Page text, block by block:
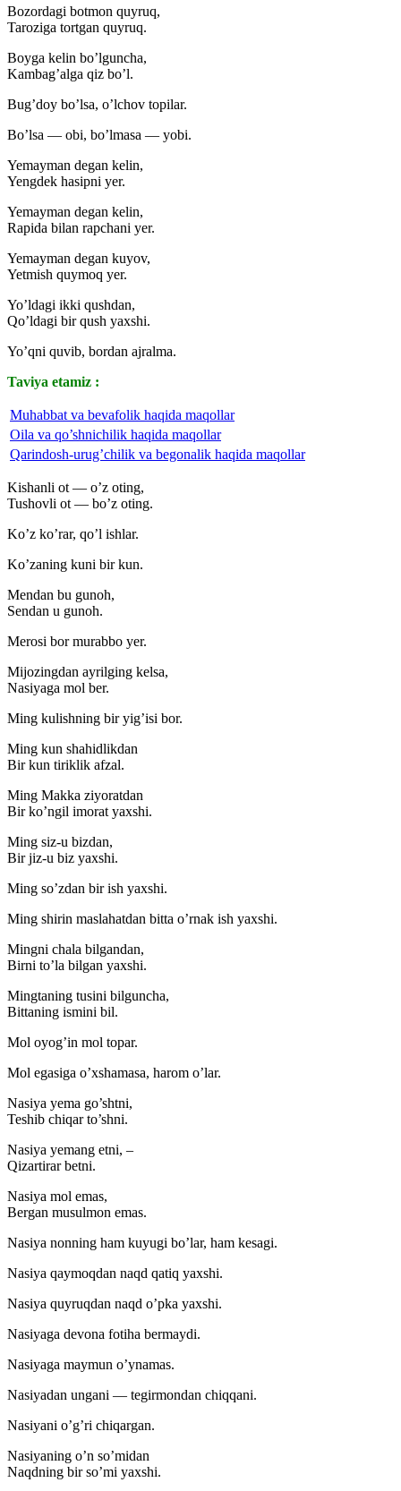
Bozordagi botmon quyruq,
Taroziga tortgan quyruq.
Boyga kelin bo’lguncha,
Kambag’alga qiz bo’l.
Bug’doy bo’lsa, o’lchov topilar.
Bo’lsa — obi, bo’lmasa — yobi.
Yemayman degan kelin,
Yengdek hasipni yer.
Yemayman degan kelin,
Rapida bilan rapchani yer.
Yemayman degan kuyov,
Yetmish quymoq yer.
Yo’ldagi ikki qushdan,
Qo’ldagi bir qush yaxshi.
Yo’qni quvib, bordan ajralma.
Taviya etamiz :
Muhabbat va bevafolik haqida maqollar
Oila va qo’shnichilik haqida maqollar
Qarindosh-urug’chilik va begonalik haqida maqollar
Kishanli ot — o’z oting,
Tushovli ot — bo’z oting.
Ko’z ko’rar, qo’l ishlar.
Ko’zaning kuni bir kun.
Mendan bu gunoh,
Sendan u gunoh.
Merosi bor murabbo yer.
Mijozingdan ayrilging kelsa,
Nasiyaga mol ber.
Ming kulishning bir yig’isi bor.
Ming kun shahidlikdan
Bir kun tiriklik afzal.
Ming Makka ziyoratdan
Bir ko’ngil imorat yaxshi.
Ming siz-u bizdan,
Bir jiz-u biz yaxshi.
Ming so’zdan bir ish yaxshi.
Ming shirin maslahatdan bitta o’rnak ish yaxshi.
Mingni chala bilgandan,
Birni to’la bilgan yaxshi.
Mingtaning tusini bilguncha,
Bittaning ismini bil.
Mol oyog’in mol topar.
Mol egasiga o’xshamasa, harom o’lar.
Nasiya yema go’shtni,
Teshib chiqar to’shni.
Nasiya yemang etni, –
Qizartirar betni.
Nasiya mol emas,
Bergan musulmon emas.
Nasiya nonning ham kuyugi bo’lar, ham kesagi.
Nasiya qaymoqdan naqd qatiq yaxshi.
Nasiya quyruqdan naqd o’pka yaxshi.
Nasiyaga devona fotiha bermaydi.
Nasiyaga maymun o’ynamas.
Nasiyadan ungani — tegirmondan chiqqani.
Nasiyani o’g’ri chiqargan.
Nasiyaning o’n so’midan
Naqdning bir so’mi yaxshi.